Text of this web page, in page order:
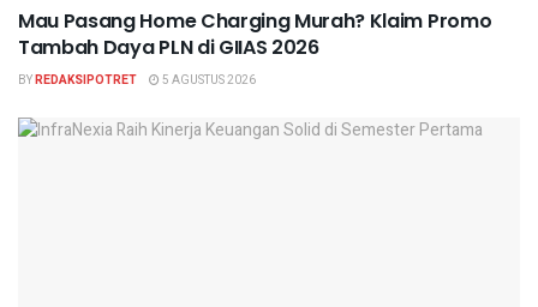
Mau Pasang Home Charging Murah? Klaim Promo
Tambah Daya PLN di GIIAS 2026
BYREDAKSIPOTRET 5 AGUSTUS 2026